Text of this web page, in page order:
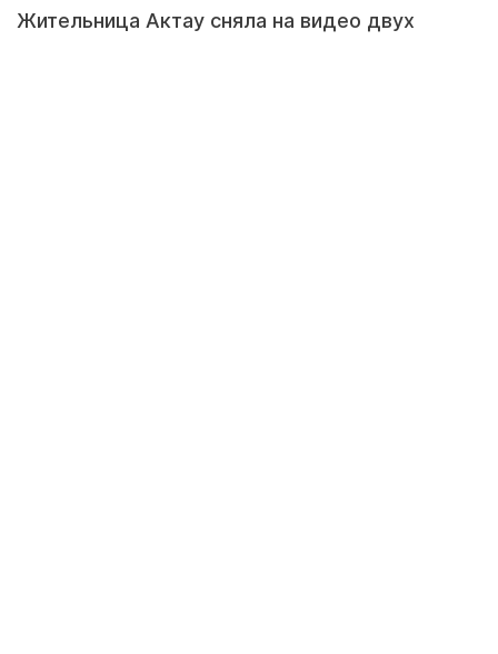
Жительница Актау сняла на видео двух